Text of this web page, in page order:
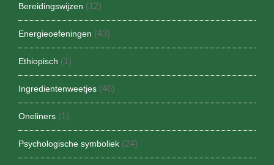
Bereidingswijzen (12)
Energieoefeningen (43)
Ethiopisch (1)
Ingredientenweetjes (46)
Oneliners (1)
Psychologische symboliek (24)